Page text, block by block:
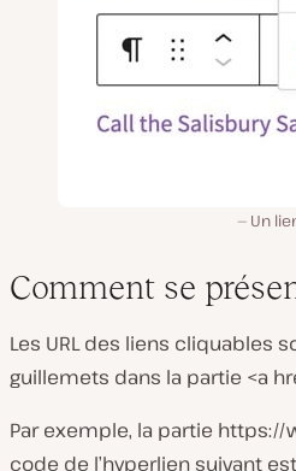
Un
Comment se
Les URL des liens cliquables
guillemets dans la partie <a
Par exemple, la partie https://
code de l’hyperlien suivant est